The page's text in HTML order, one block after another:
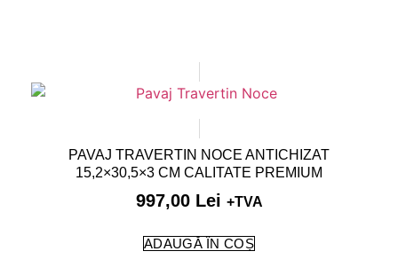
PAVAJ TRAVERTIN NOCE ANTICHIZAT
15,2×30,5×3 CM CALITATE PREMIUM
997,00 Lei +TVA
ADAUGĂ ÎN COȘ